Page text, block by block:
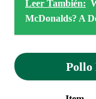
Leer También:
McDonalds? A
Pollo